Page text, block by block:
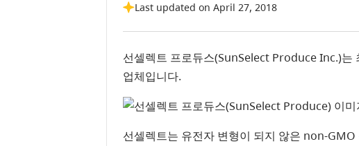
Last updated on April 27, 2018
선셀렉트 프로듀스(SunSelect Produce Inc.)는
업체입니다.
선셀렉트는 유전자 변형이 되지 않은 non-